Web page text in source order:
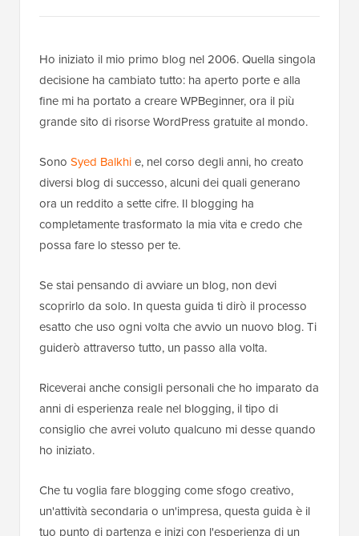
Ho iniziato il mio primo blog nel 2006. Quella singola
decisione ha cambiato tutto: ha aperto porte e alla
fine mi ha portato a creare WPBeginner, ora il più
grande sito di risorse WordPress gratuite al mondo.
Sono Syed Balkhie, nel corso degli anni, ho creato
diversi blog di successo, alcuni dei quali generano
ora un reddito a sette cifre. Il blogging ha
completamente trasformato la mia vita e credo che
possa fare lo stesso per te.
Se stai pensando di avviare un blog, non devi
scoprirlo da solo. In questa guida ti dirò il processo
esatto che uso ogni volta che avvio un nuovo blog. Ti
guiderò attraverso tutto, un passo alla volta.
Riceverai anche consigli personali che ho imparato da
anni di esperienza reale nel blogging, il tipo di
consiglio che avrei voluto qualcuno mi desse quando
ho iniziato.
Che tu voglia fare blogging come sfogo creativo,
un'attività secondaria o un'impresa, questa guida è il
tuo punto di partenza e inizi con l'esperienza di un